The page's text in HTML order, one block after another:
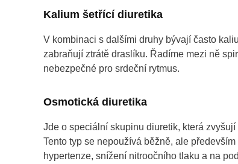
Kalium šetřící diuretika
V kombinaci s dalšími druhy bývají často
zabraňují ztrátě draslíku. Řadíme mezi ně
nebezpečné pro srdeční rytmus.
Osmotická diuretika
Jde o speciální skupinu diuretik, která
Tento typ se nepoužívá běžně, ale
hypertenze, snížení nitroočního tlaku a na